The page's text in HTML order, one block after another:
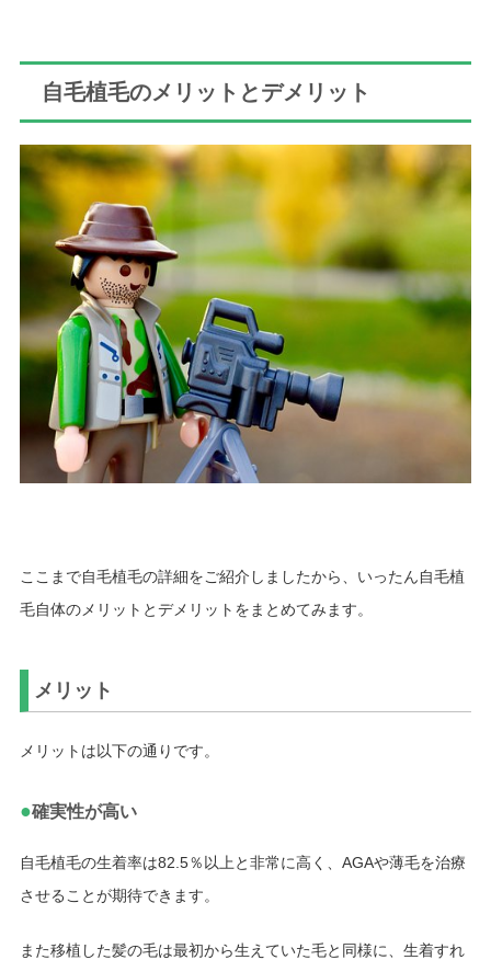
自毛植毛のメリットとデメリット
ここまで自毛植毛の詳細をご紹介しましたから、いったん自毛植
毛自体のメリットとデメリットをまとめてみます。
メリット
メリットは以下の通りです。
●確実性が高い
自毛植毛の生着率は82.5％以上と非常に高く、AGAや薄毛を治療
させることが期待できます。
また移植した髪の毛は最初から生えていた毛と同様に、生着すれ